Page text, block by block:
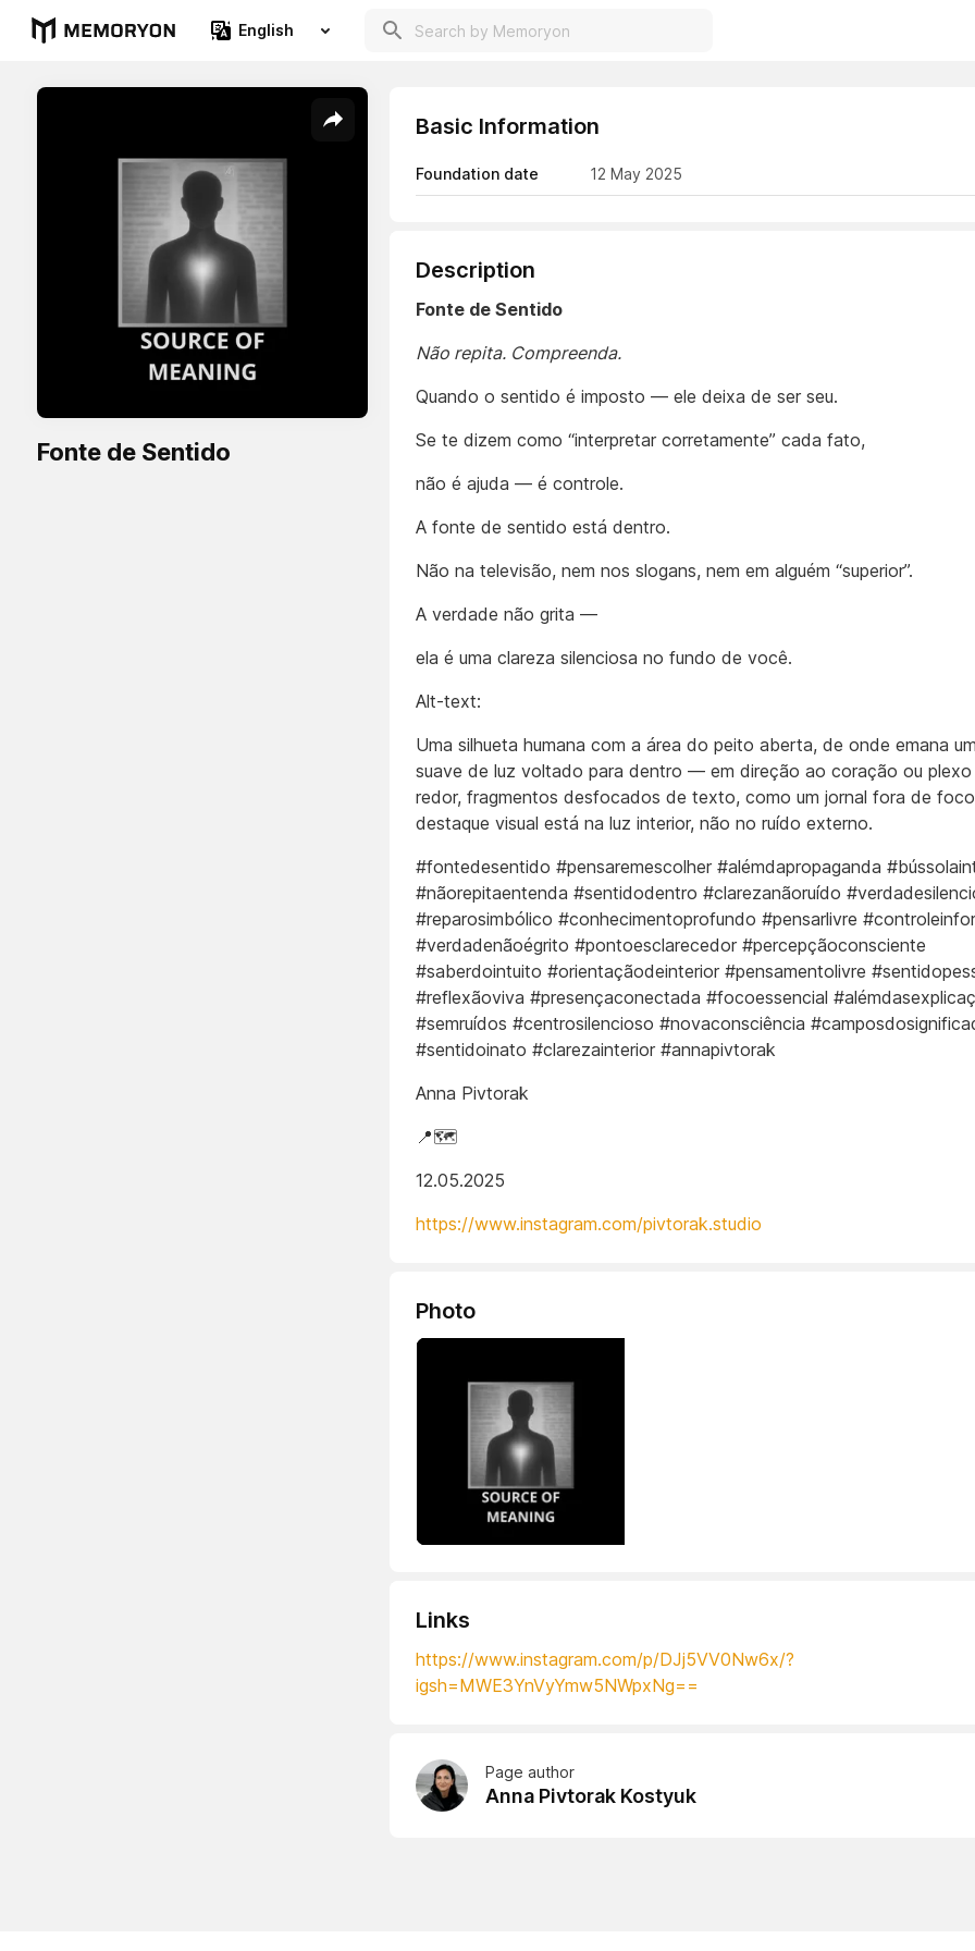
English
Fonte de Sentido
Basic Information
Foundation date 12 May 2025
Description
Fonte de Sentido
Não repita. Compreenda.
Quando o sentido é imposto — ele deixa de ser seu.
Se te dizem como “interpretar corretamente” cada fato,
não é ajuda — é controle.
A fonte de sentido está dentro.
Não na televisão, nem nos slogans, nem em alguém “superior”.
A verdade não grita —
ela é uma clareza silenciosa no fundo de você.
Alt-text:
Uma silhueta humana com a área do peito aberta, de onde emana
suave de luz voltado para dentro — em direção ao coração ou plexo
redor, fragmentos desfocados de texto, como um jornal fora de
destaque visual está na luz interior, não no ruído externo.
#fontedesentido #pensaremescolher #alémdapropaganda
#nãorepitaentenda #sentidodentro #clarezanãoruído
#reparosimbólico #conhecimentoprofundo #pensarlivre
#verdadenãoégrito #pontoesclarecedor #percepçãoconsciente
#saberdointuito #orientaçãodeinterior #pensamentolivre
#reflexãoviva #presençaconectada #focoessencial
#semruídos #centrosilencioso #novaconsciência
#sentidoinato #clarezainterior #annapivtorak
Anna Pivtorak
📍🗺️
12.05.2025
https://www.instagram.com/pivtorak.studio
Photo
Links
https://www.instagram.com/p/DJj5VV0Nw6x/?
igsh=MWE3YnVyYmw5NWpxNg==
Page author
Anna Pivtorak Kostyuk